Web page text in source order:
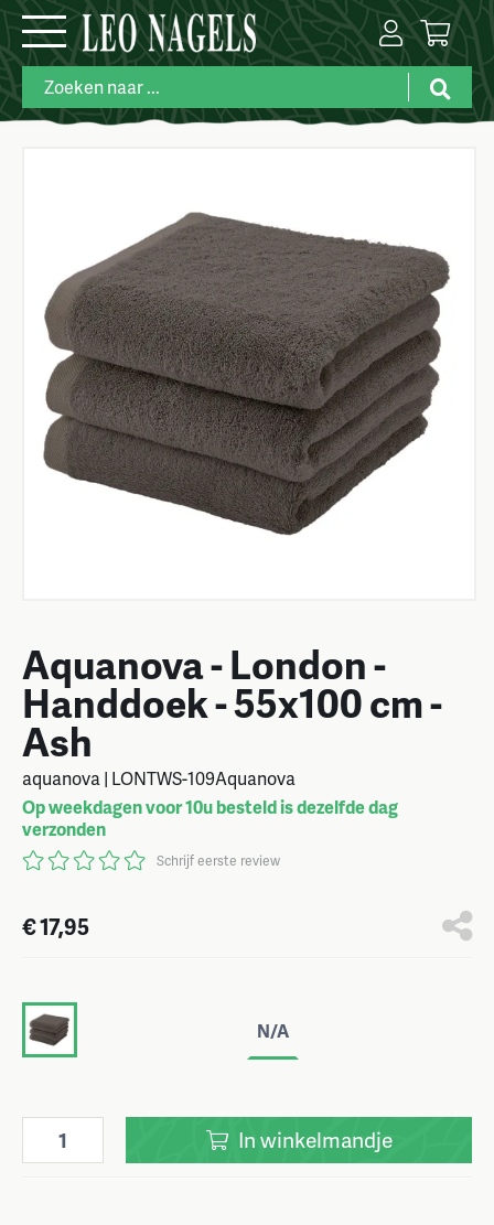
Aquanova - London -
Handdoek - 55x100 cm -
Ash
aquanova | LONTWS-109Aquanova
Op weekdagen voor 10u besteld is dezelfde dag
verzonden
Schrijf eerste review
€ 17,95
N/A
Inwinkelmandje